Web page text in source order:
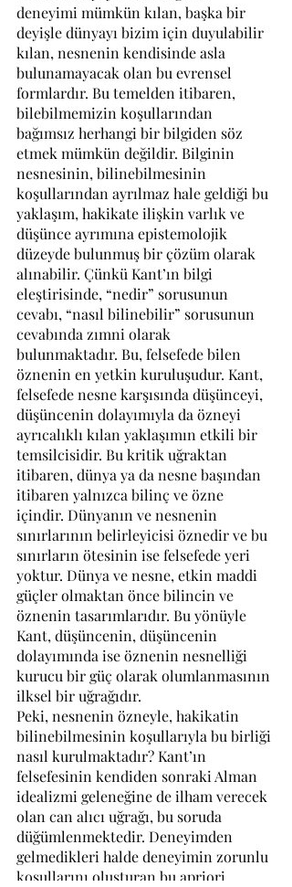
deneyimi mümkün kılan, başka bir
deyişle dünyayı bizim için duyulabilir
kılan, nesnenin kendisinde asla
bulunamayacak olan bu evrensel
formlardır. Bu temelden itibaren,
bilebilmemizin koşullarından
bağımsız herhangi bir bilgiden söz
etmek mümkün değildir. Bilginin
nesnesinin, bilinebilmesinin
koşullarından ayrılmaz hale geldiği bu
yaklaşım, hakikate ilişkin varlık ve
düşünce ayrımına epistemolojik
düzeyde bulunmuş bir çözüm olarak
alınabilir. Çünkü Kant’ın bilgi
eleştirisinde, “nedir” sorusunun
cevabı, “nasıl bilinebilir” sorusunun
cevabında zımni olarak
bulunmaktadır. Bu, felsefede bilen
öznenin en yetkin kuruluşudur. Kant,
felsefede nesne karşısında düşünceyi,
düşüncenin dolayımıyla da özneyi
ayrıcalıklı kılan yaklaşımın etkili bir
temsilcisidir. Bu kritik uğraktan
itibaren, dünya ya da nesne başından
itibaren yalnızca bilinç ve özne
içindir. Dünyanın ve nesnenin
sınırlarının belirleyicisi öznedir ve bu
sınırların ötesinin ise felsefede yeri
yoktur. Dünya ve nesne, etkin maddi
güçler olmaktan önce bilincin ve
öznenin tasarımlarıdır. Bu yönüyle
Kant, düşüncenin, düşüncenin
dolayımında ise öznenin nesnelliği
kurucu bir güç olarak olumlanmasının
ilksel bir uğrağıdır.
Peki, nesnenin özneyle, hakikatin
bilinebilmesinin koşullarıyla bu birliği
nasıl kurulmaktadır? Kant’ın
felsefesinin kendiden sonraki Alman
idealizmi geleneğine de ilham verecek
olan can alıcı uğrağı, bu soruda
düğümlenmektedir. Deneyimden
gelmedikleri halde deneyimin zorunlu
koşullarını oluşturan bu apriori